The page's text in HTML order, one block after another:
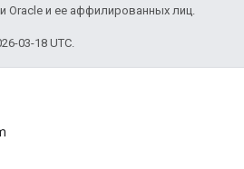
Oracle и ее аффилированных лиц.
03-18 UTC.